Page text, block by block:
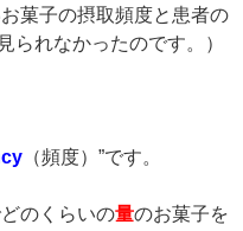
菓子の摂取頻度と患者の
られなかったのです。）
（頻度）”です。
のくらいの量のお菓子を